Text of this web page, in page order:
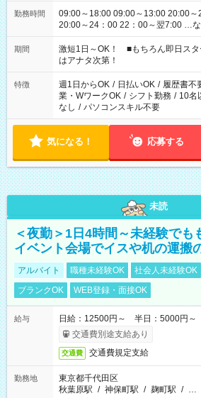
勤務時間
09:00～18:00 09:00～13:00 20:00
20:00～24：00 22：00～翌7:00 …など1
シフトもございます！ お気軽にご相
期間
激短1日～OK！ ■もちろん即日ス
はアナタ次第！
特徴 週1日からOK / 日払いOK / 履歴書不
業・WワークOK / シフト勤務 / 10名
なし / パソコンスキル不要
気になる！ 応募する
未読
＜夜勤＞1日4時間～未経験でも
イベント会場でイスや机の運搬
アルバイト 職種未経験OK 社会人未経験OK
ブランクOK
WEB登録・面接OK
給与
日給：12500円～ 半日：5000円～
交通費別途支給あり
交通費 交通費規定支給
勤務地
東京都千代田区
秋葉原駅 / 神保町駅 / 麹町駅 / …